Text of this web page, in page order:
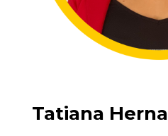
Tatiana